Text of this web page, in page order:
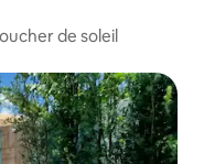
de soleil